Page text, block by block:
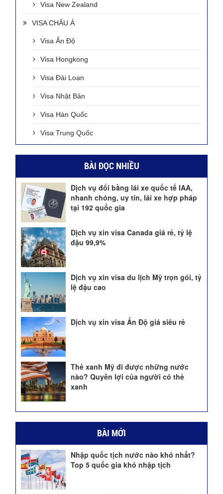
Visa New Zealand
VISA CHÂU Á
Visa Ấn Độ
Visa Hongkong
Visa Đài Loan
Visa Nhật Bản
Visa Hàn Quốc
Visa Trung Quốc
BÀI ĐỌC NHIỀU
Dịch vụ đổi bằng lái xe quốc tế IAA,
nhanh chóng, uy tín, lái xe hợp pháp
tại 192 quốc gia
Dịch vụ xin visa Canada giá rẻ, tỷ lệ
đậu 99,9%
Dịch vụ xin visa du lịch Mỹ trọn gói, tỷ
lệ đậu cao
Dịch vụ xin visa Ấn Độ giá siêu rẻ
Thẻ xanh Mỹ đi được những nước
nào? Quyền lợi của người có thẻ
xanh
BÀI MỚI
Nhập quốc tịch nước nào khó nhất?
Top 5 quốc gia khó nhập tịch